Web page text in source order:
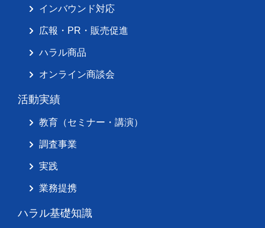
インバウンド対応
広報・PR・販売促進
ハラル商品
オンライン商談会
活動実績
教育（セミナー・講演）
調査事業
実践
業務提携
ハラル基礎知識